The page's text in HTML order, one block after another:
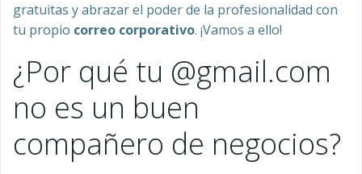
gratuitas y abrazar el poder de la profesionalidad con
tu propio correo corporativo. ¡Vamos a ello!
¿Por qué tu @gmail.com
no es un buen
compañero de negocios?